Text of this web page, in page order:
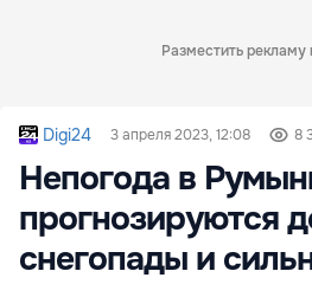
Разместить рекламу
Digi24 3 апреля 2023, 12:08 8
Непогода в
прогнозируются
снегопады и